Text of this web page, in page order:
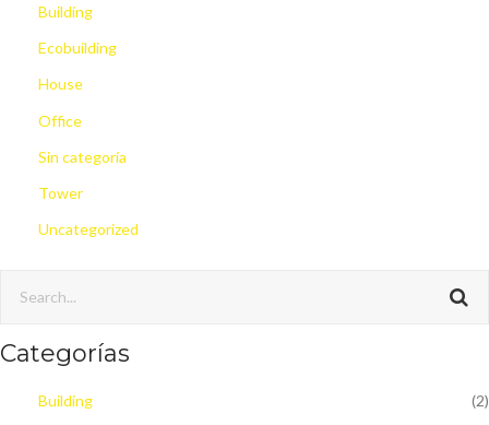
Building
Ecobuilding
House
Office
Sin categoría
Tower
Uncategorized
Categorías
Building
(2)